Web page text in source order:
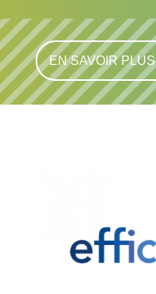
EN SAVOIR PLUS